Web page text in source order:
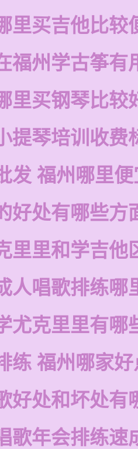
里买吉他比较
福州学古筝有
里买钢琴比较
提琴培训收费
发 福州哪里
好处有哪些方
里里和学吉他
人唱歌排练哪
尤克里里有哪
练 福州哪家好
好处和坏处有
歌年会排练速